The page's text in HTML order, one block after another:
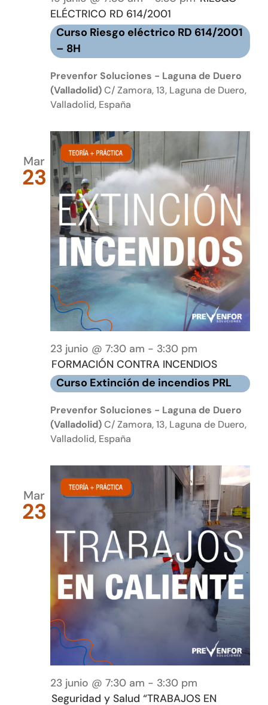
ELÉCTRICO RD 614/2001
Curso Riesgo eléctrico RD 614/2001
– 8H
Prevenfor Soluciones - Laguna de Duero
(Valladolid)C/ Zamora, 13, Laguna de Duero,
Valladolid, España
Mar
23
23 junio @ 7:30 am - 3:30 pm
FORMACIÓN CONTRA INCENDIOS
Curso Extinción de incendios PRL
Prevenfor Soluciones - Laguna de Duero
(Valladolid)C/ Zamora, 13, Laguna de Duero,
Valladolid, España
Mar
23
23 junio @ 7:30 am - 3:30 pm
Seguridad y Salud “TRABAJOS EN